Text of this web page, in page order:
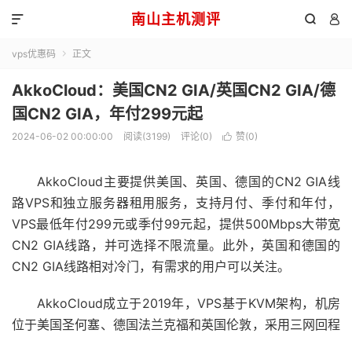
南山主机测评  

vps优惠码  正文
AkkoCloud：美国CN2 GIA/英国CN2 GIA/德
国CN2 GIA，年付299元起
2024-06-02 00:00:00 阅读(3199) 评论(0)  赞(0)
AkkoCloud主要提供美国、英国、德国的CN2 GIA线
路VPS和独立服务器租用服务，支持月付、季付和年付，
VPS最低年付299元或季付99元起，提供500Mbps大带宽
CN2 GIA线路，并可选择不限流量。此外，英国和德国的
CN2 GIA线路相对冷门，有需求的用户可以关注。
AkkoCloud成立于2019年，VPS基于KVM架构，机房
位于美国圣何塞、德国法兰克福和英国伦敦，采用三网回程